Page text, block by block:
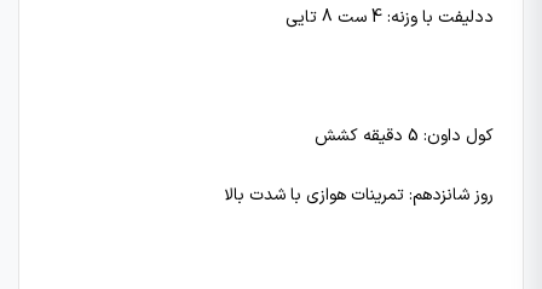
ددلیفت با وزنه: 4 ست 8 تایی
کول داون: 5 دقیقه کشش
روز شانزدهم: تمرینات هوازی با شدت بالا